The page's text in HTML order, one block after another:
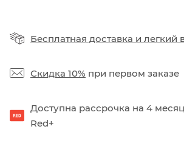
Бесплатная доставка и легкий
Скидка 10% при первом заказе
Доступна рассрочка на 4
Red+